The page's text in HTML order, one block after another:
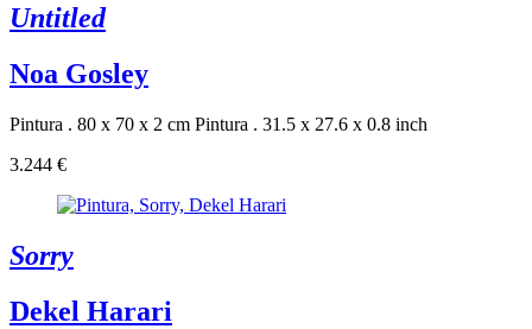
Untitled
Noa Gosley
Pintura . 80 x 70 x 2 cm Pintura . 31.5 x 27.6 x 0.8 inch
3.244 €
Sorry
Dekel Harari